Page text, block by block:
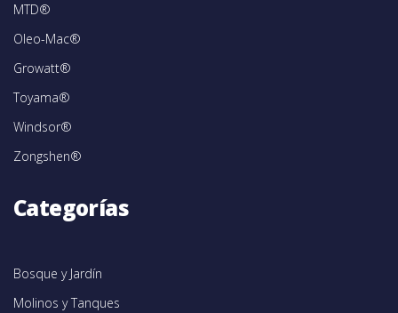
MTD®
Oleo-Mac®
Growatt®
Toyama®
Windsor®
Zongshen®
Categorías
Bosque y Jardín
Molinos y Tanques